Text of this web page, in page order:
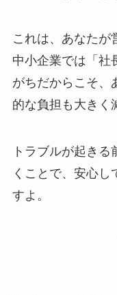
これは、あなたが
中小企業では「社
がちだからこそ、
的な負担も大きく
トラブルが起き
くことで、安心し
すよ。